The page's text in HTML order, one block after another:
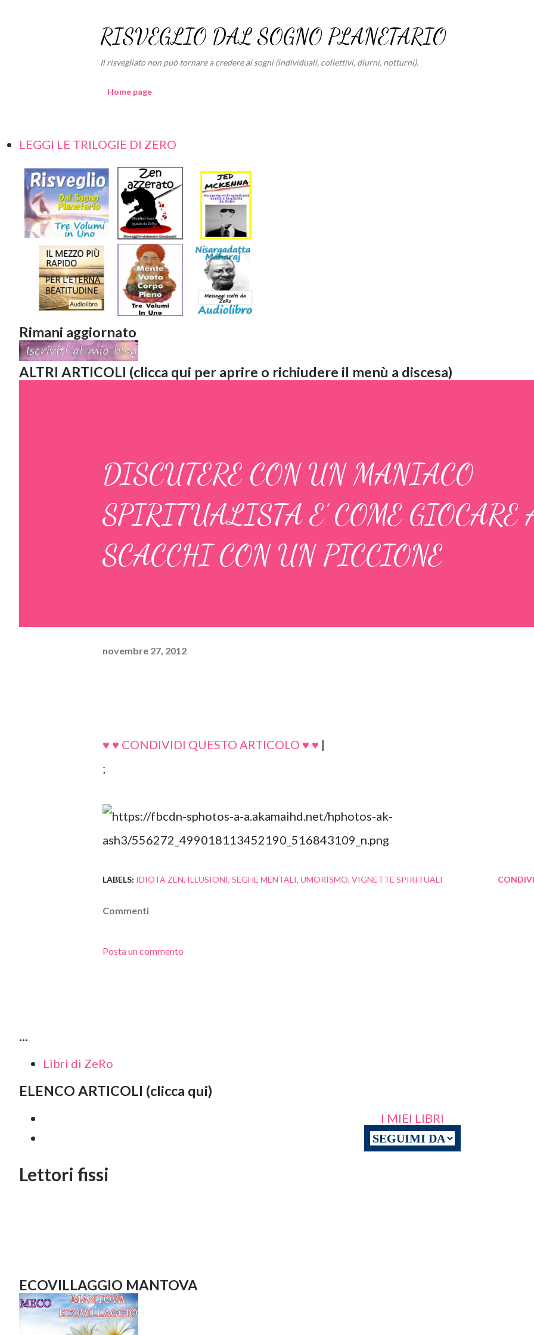
RISVEGLIO DAL SOGNO PLANETARIO
Il risvegliato non può tornare a credere ai sogni (individuali, collettivi, diurni, notturni).
Home page
LEGGI LE TRILOGIE DI ZERO
Rimani aggiornato
ALTRI ARTICOLI (clicca qui per aprire o richiudere il menù a discesa)
DISCUTERE CON UN MANIACO
SPIRITUALISTA E’ COME GIOCARE
SCACCHI CON UN PICCIONE
novembre 27, 2012
♥ ♥ CONDIVIDI QUESTO ARTICOLO ♥ ♥ |
;
LABELS: IDIOTA ZEN ILLUSIONI SEGHE MENTALI UMORISMO VIGNETTE SPIRITUALI
Commenti
Posta un commento
...
Libri di ZeRo
ELENCO ARTICOLI (clicca qui)
I MIEI LIBRI
Lettori fissi
ECOVILLAGGIO MANTOVA